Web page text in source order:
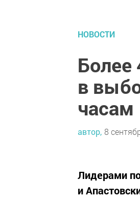
НОВОСТИ
Более
в
часам
автор, 8
Лидерами
и